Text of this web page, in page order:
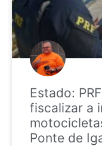
Estado:
fiscalizar a
Ponte de